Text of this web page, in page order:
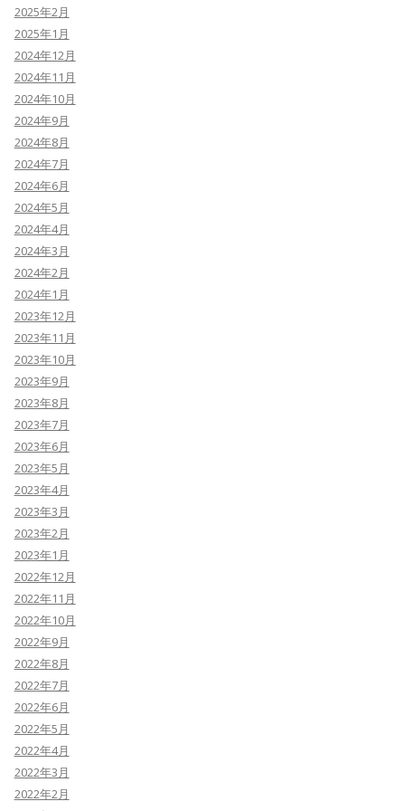
2025年2月
2025年1月
2024年12月
2024年11月
2024年10月
2024年9月
2024年8月
2024年7月
2024年6月
2024年5月
2024年4月
2024年3月
2024年2月
2024年1月
2023年12月
2023年11月
2023年10月
2023年9月
2023年8月
2023年7月
2023年6月
2023年5月
2023年4月
2023年3月
2023年2月
2023年1月
2022年12月
2022年11月
2022年10月
2022年9月
2022年8月
2022年7月
2022年6月
2022年5月
2022年4月
2022年3月
2022年2月